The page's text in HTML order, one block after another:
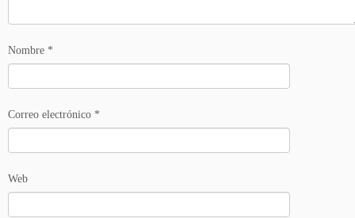
Nombre *
Correo electrónico *
Web